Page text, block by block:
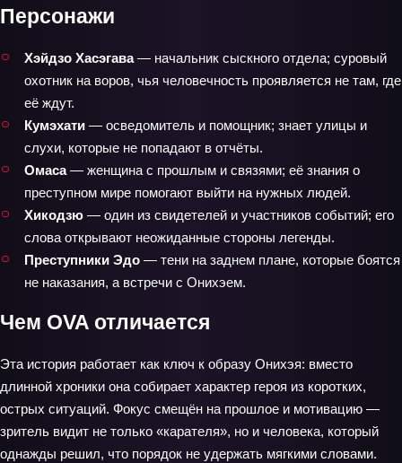
Персонажи
Хэйдзо Хасэгава— начальник сыскного отдела; суровый
охотник на воров, чья человечность проявляется не там, где
её ждут.
Кумэхати — осведомитель и помощник; знает улицы и
слухи, которые не попадают в отчёты.
Омаса— женщина с прошлым и связями; её знания о
преступном мире помогают выйти на нужных людей.
Хикодзю — один из свидетелей и участников событий; его
слова открывают неожиданные стороны легенды.
Преступники Эдо — тени на заднем плане, которые боятся
не наказания, а встречи с Онихэем.
Чем OVA отличается
Эта история работает как ключ к образу Онихэя: вместо
длинной хроники она собирает характер героя из коротких,
острых ситуаций. Фокус смещён на прошлое и мотивацию —
зритель видит не только «карателя», но и человека, который
однажды решил, что порядок не удержать мягкими словами.